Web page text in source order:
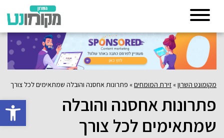
פתח
מקומונט השרון» זירת המומחים» פתרונות אחסנה והובלה שמתאימים לכל צורך
פתרונות אחסנה והובלה
שמתאימים לכל צורך